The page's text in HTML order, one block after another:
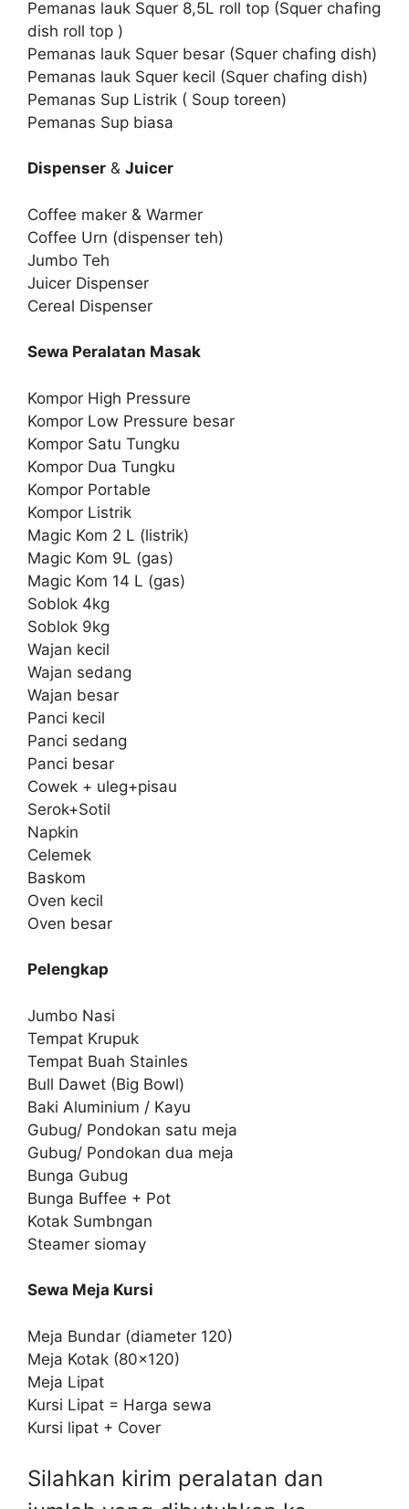
Pemanas lauk Squer 8,5L roll top (Squer chafing
dish roll top )
Pemanas lauk Squer besar (Squer chafing dish)
Pemanas lauk Squer kecil (Squer chafing dish)
Pemanas Sup Listrik ( Soup toreen)
Pemanas Sup biasa
Dispenser & Juicer
Coffee maker & Warmer
Coffee Urn (dispenser teh)
Jumbo Teh
Juicer Dispenser
Cereal Dispenser
Sewa Peralatan Masak
Kompor High Pressure
Kompor Low Pressure besar
Kompor Satu Tungku
Kompor Dua Tungku
Kompor Portable
Kompor Listrik
Magic Kom 2 L (listrik)
Magic Kom 9L (gas)
Magic Kom 14 L (gas)
Soblok 4kg
Soblok 9kg
Wajan kecil
Wajan sedang
Wajan besar
Panci kecil
Panci sedang
Panci besar
Cowek + uleg+pisau
Serok+Sotil
Napkin
Celemek
Baskom
Oven kecil
Oven besar
Pelengkap
Jumbo Nasi
Tempat Krupuk
Tempat Buah Stainles
Bull Dawet (Big Bowl)
Baki Aluminium / Kayu
Gubug/ Pondokan satu meja
Gubug/ Pondokan dua meja
Bunga Gubug
Bunga Buffee + Pot
Kotak Sumbngan
Steamer siomay
Sewa Meja Kursi
Meja Bundar (diameter 120)
Meja Kotak (80×120)
Meja Lipat
Kursi Lipat = Harga sewa
Kursi lipat + Cover
Silahkan kirim peralatan dan